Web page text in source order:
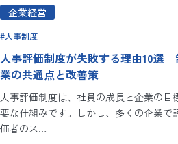
企業経営
人事制度
人事評価制度が失敗する理由10選
業の共通点と改善策
人事評価制度は、社員の成長と企業の目
要な仕組みです。しかし、多くの企業で
価者のス…